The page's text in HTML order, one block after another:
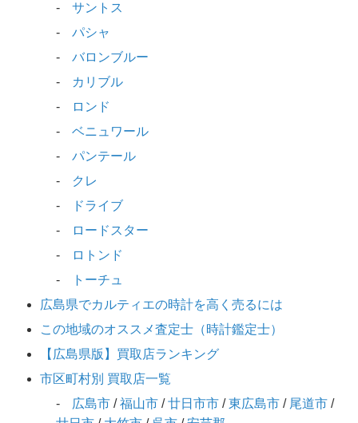
サントス
パシャ
バロンブルー
カリブル
ロンド
ベニュワール
パンテール
クレ
ドライブ
ロードスター
ロトンド
トーチュ
広島県でカルティエの時計を高く売るには
この地域のオススメ査定士（時計鑑定士）
【広島県版】買取店ランキング
市区町村別 買取店一覧
広島市 /福山市 /廿日市市 /東広島市 / 尾道市 /